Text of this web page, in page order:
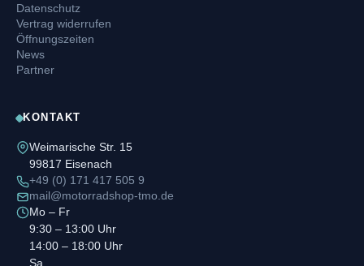
Datenschutz
Vertrag widerrufen
Öffnungszeiten
News
Partner
KONTAKT
Weimarische Str. 15
99817 Eisenach
+49 (0) 171 417 505 9
mail@motorradshop-tmo.de
Mo – Fr
9:30 – 13:00 Uhr
14:00 – 18:00 Uhr
Sa